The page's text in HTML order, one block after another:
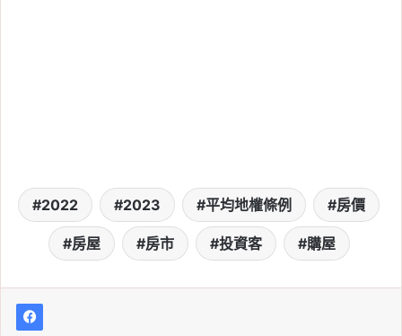
2022 2023 平均地權條例 房價
房屋 房市 投資客 購屋